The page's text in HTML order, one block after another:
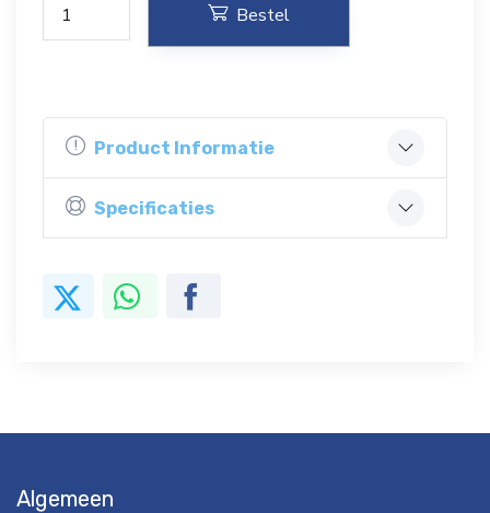
Bestel
Product Informatie
Specificaties
Algemeen